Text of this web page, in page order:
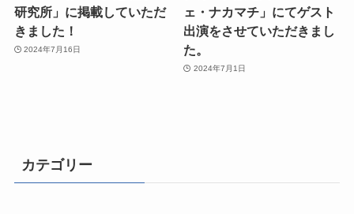
研究所」に掲載していただ
きました！
2024年7月16日
ェ・ナカマチ」にてゲスト
出演をさせていただきまし
た。
2024年7月1日
カテゴリー